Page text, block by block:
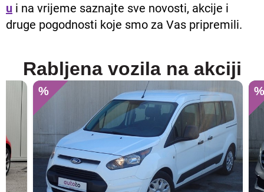
u i na vrijeme saznajte sve novosti, akcije i
druge pogodnosti koje smo za Vas pripremili.
Rabljena vozila na akciji
%